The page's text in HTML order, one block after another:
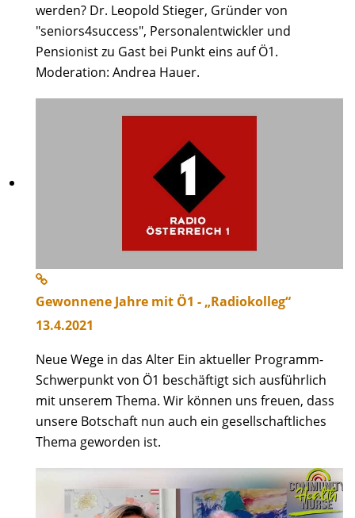
werden? Dr. Leopold Stieger, Gründer von
"seniors4success", Personalentwickler und
Pensionist zu Gast bei Punkt eins auf Ö1.
Moderation: Andrea Hauer.
Gewonnene Jahre mit Ö1 - „Radiokolleg“
13.4.2021
Neue Wege in das Alter Ein aktueller Programm-
Schwerpunkt von Ö1 beschäftigt sich ausführlich
mit unserem Thema. Wir können uns freuen, dass
unsere Botschaft nun auch ein gesellschaftliches
Thema geworden ist.